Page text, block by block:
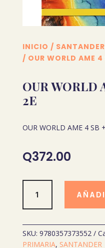
INICIO / SANTANDER
/ OUR WORLD AME 4
OUR WORLD
2E
OUR WORLD AME 4 SB
Q372.00
WORLD
AME
SB
+
SKU: 9780357373552
PRIMARIA, SANTANDER